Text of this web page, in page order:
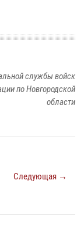
службы войск
по Новгородской
области
Следующая →